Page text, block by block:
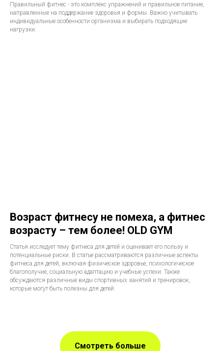
Правильный фитнес - это комплекс упражнений и правильное питание,
направленные на поддержание здоровья и формы. Важно учитывать
индивидуальные особенности организма и выбирать подходящие
нагрузки.
Возраст фитнесу не помеха, а фитнес
возрасту – тем более! OLD GYM
Статья исследует тему фитнеса для детей и оценивает его пользу и
потенциальные риски. В статье рассматриваются различные аспекты
фитнеса для детей, включая физическое здоровье, психологическое
благополучие, социальную адаптацию и учебные успехи. Также
обсуждаются различные виды спортивных занятий и тренировок,
которые могут быть полезны для детей.
Смотреть больше